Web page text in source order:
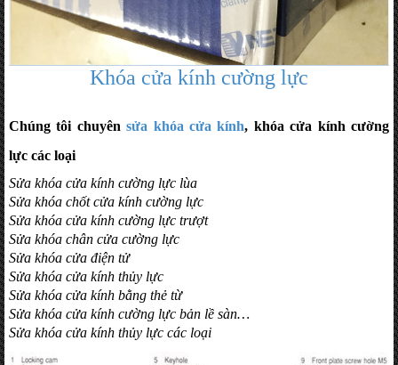
Khóa cửa kính cường lực
Chúng tôi chuyênsửa khóa cửa kính, khóa cửa kính cường
lực các loại
Sửa khóa cửa kính cường lực lùa
Sửa khóa chốt cửa kính cường lực
Sửa khóa cửa kính cường lực trượt
Sửa khóa chân cửa cường lực
Sửa khóa cửa điện tử
Sửa khóa cửa kính thủy lực
Sửa khóa cửa kính bằng thẻ từ
Sửa khóa cửa kính cường lực bản lề sàn…
Sửa khóa cửa kính thủy lực các loại